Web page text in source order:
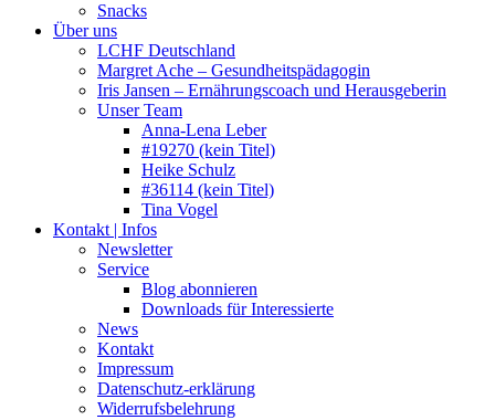
Snacks
Über uns
LCHF Deutschland
Margret Ache – Gesundheitspädagogin
Iris Jansen – Ernährungscoach und Herausgeberin
Unser Team
Anna-Lena Leber
#19270 (kein Titel)
Heike Schulz
#36114 (kein Titel)
Tina Vogel
Kontakt | Infos
Newsletter
Service
Blog abonnieren
Downloads für Interessierte
News
Kontakt
Impressum
Datenschutz-erklärung
Widerrufsbelehrung